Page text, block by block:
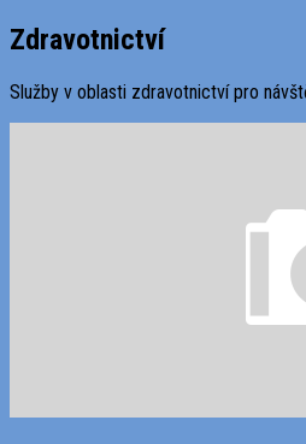
Zdravotnictví
Služby v oblasti zdravotnictví pro